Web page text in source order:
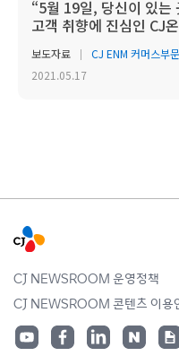
“5월 19일, 당신이 있는
고객 취향에 진심인 CJ
보도자료
CJ ENM 커머스부문
2021.05.17
CJ NEWSROOM 운영정책
CJ NEWSROOM 콘텐츠 이용